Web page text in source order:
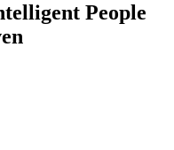
People